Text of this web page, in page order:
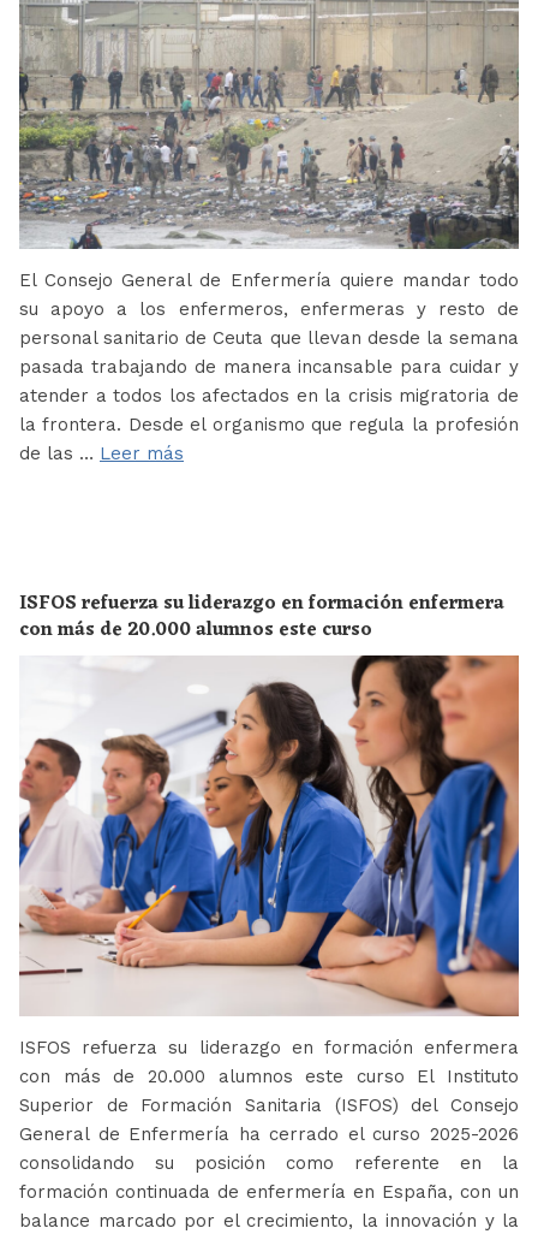
El Consejo General de Enfermería quiere mandar todo
su apoyo a los enfermeros, enfermeras y resto de
personal sanitario de Ceuta que llevan desde la semana
pasada trabajando de manera incansable para cuidar y
atender a todos los afectados en la crisis migratoria de
la frontera. Desde el organismo que regula la profesión
de las … Leer más
ISFOS refuerza su liderazgo en formación enfermera
con más de 20.000 alumnos este curso
ISFOS refuerza su liderazgo en formación enfermera
con más de 20.000 alumnos este curso El Instituto
Superior de Formación Sanitaria (ISFOS) del Consejo
General de Enfermería ha cerrado el curso 2025-2026
consolidando su posición como referente en la
formación continuada de enfermería en España, con un
balance marcado por el crecimiento, la innovación y la